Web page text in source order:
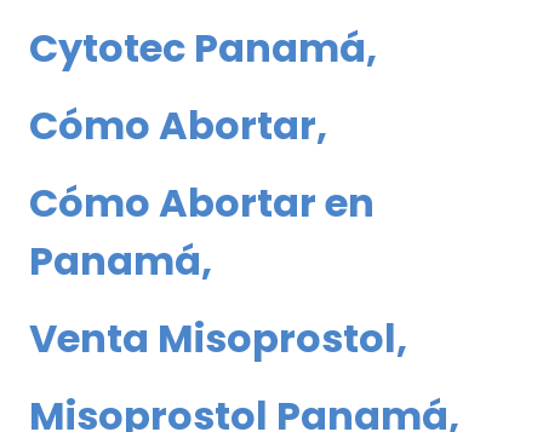
Cytotec Panamá,
Cómo Abortar,
Cómo Abortar en
Panamá,
Venta Misoprostol,
Misoprostol Panamá,